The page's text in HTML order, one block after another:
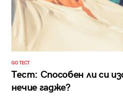
GO ТЕСТ
Тест: Способен ли си
нечие гадже?